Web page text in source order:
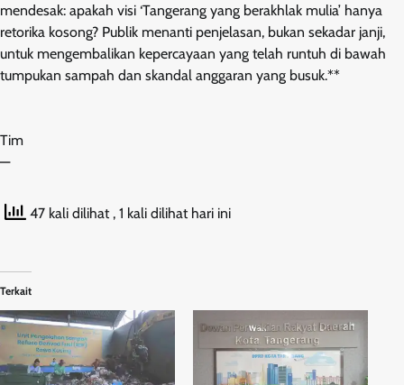
mendesak: apakah visi ‘Tangerang yang berakhlak mulia’ hanya
retorika kosong? Publik menanti penjelasan, bukan sekadar janji,
untuk mengembalikan kepercayaan yang telah runtuh di bawah
tumpukan sampah dan skandal anggaran yang busuk.**
Tim
—
47 kali dilihat , 1 kali dilihat hari ini
Terkait